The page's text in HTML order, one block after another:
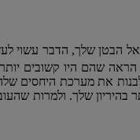
הבטן שלך, הדבר עשוי
שהם היו קשובים יותר
לבנות את מערכת
בהיריון שלך. ולמרות